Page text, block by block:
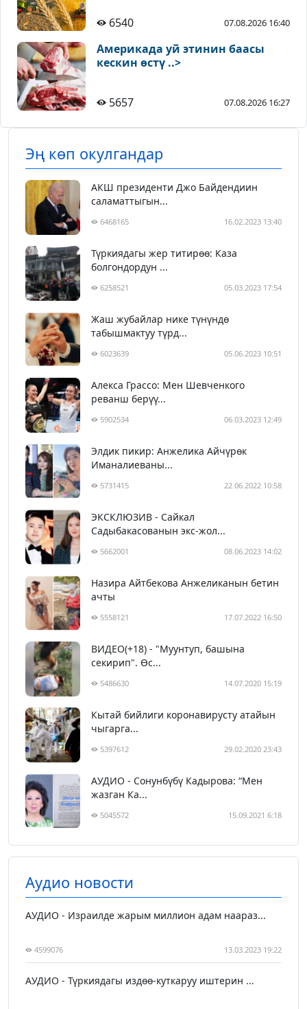
6540 07.08.2026 16:40
Америкада уй этинин баасы
кескин өстү ..>
5657 07.08.2026 16:27
Эң көп окулгандар
АКШ президенти Джо Байдендиин
саламаттыгын...
6468165 16.02.2023 13:40
Түркиядагы жер титирөө: Каза
болгондордун ...
6258521 05.03.2023 17:54
Жаш жубайлар нике түнүндө
табышмактуу түрд...
6023639 05.06.2023 10:51
Алекса Грассо: Мен Шевченкого
реванш берүү...
5902534 06.03.2023 12:49
Элдик пикир: Анжелика Айчүрөк
Иманалиеваны...
5731415 22.06.2022 10:58
ЭКСКЛЮЗИВ - Сайкал
Садыбакасованын экс-жол...
5662001 08.06.2023 14:02
Назира Айтбекова Анжеликанын бетин
ачты
5558121 17.07.2022 16:50
ВИДЕО(+18) - "Муунтуп, башына
секирип". Өс...
5486630 14.07.2020 15:19
Кытай бийлиги коронавирусту атайын
чыгарга...
5397612 29.02.2020 23:43
АУДИО - Сонунбүбү Кадырова: “Мен
жазган Ка...
5045572 15.09.2021 6:18
Аудио новости
АУДИО - Израилде жарым миллион адам наараз...
4599076 13.03.2023 19:22
АУДИО - Түркиядагы издөө-куткаруу иштерин ...